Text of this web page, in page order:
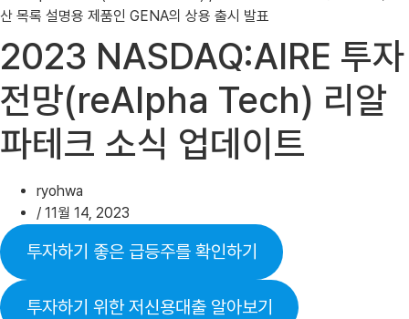
2023 NASDAQ:AIRE 투자
전망(reAlpha Tech) 리알
파테크 소식 업데이트
ryohwa
/ 11월 14, 2023
투자하기 좋은 급등주를 확인하기
투자하기 위한 저신용대출 알아보기